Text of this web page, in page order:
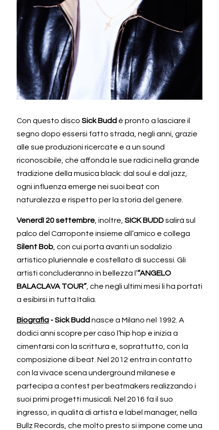
Con questo disco Sick Budd è pronto a lasciare il
segno dopo essersi fatto strada, negli anni, grazie
alle sue produzioni ricercate e a un sound
riconoscibile, che affonda le sue radici nella grande
tradizione della musica black: dal soul e dal jazz,
ogni influenza emerge nei suoi beat con
naturalezza e rispetto per la storia del genere.
Venerdì 20 settembre , inoltre, SICK BUDD salirà sul
Silent Bob , con cui porta avanti un sodalizio
artistico pluriennale e costellato di successi. Gli
artisti concluderanno in bellezza l’“ANGELO
BALACLAVA TOUR” , che negli ultimi mesi li ha portati
a esibirsi in tutta Italia.
Biografia - Sick Budd nasce a Milano nel 1992. A
dodici anni scopre per caso l’hip hop e inizia a
cimentarsi con la scrittura e, soprattutto, con la
composizione di beat. Nel 2012 entra in contatto
con la vivace scena underground milanese e
partecipa a contest per beatmakers realizzando i
suoi primi progetti musicali. Nel 2016 fa il suo
ingresso, in qualità di artista e label manager, nella
Bullz Records, che molto presto si impone come una